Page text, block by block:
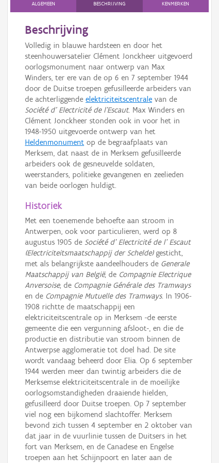
ALGEMEEN BESCHRIJVING KENMERKEN
Beschrijving
Volledig in blauwe hardsteen en door het
steenhouwersatelier Clément Jonckheer uitgevoerd
oorlogsmonument naar ontwerp van Max
Winders, ter ere van de op 6 en 7 september 1944
door de Duitse troepen gefusilleerde arbeiders van
de achterliggende elektriciteitscentrale van de
Société d’ Electricité de l'Escaut. Max Winders en
Clément Jonckheer stonden ook in voor het in
1948-1950 uitgevoerde ontwerp van het
Heldenmonument op de begraafplaats van
Merksem, dat naast de in Merksem gefusilleerde
arbeiders ook de gesneuvelde soldaten,
weerstanders, politieke gevangenen en zeelieden
van beide oorlogen huldigt.
Historiek
Met een toenemende behoefte aan stroom in
Antwerpen, ook voor particulieren, werd op 8
augustus 1905 de Société d’ Electricité de l’ Escaut
(Electriciteitsmaatschappij der Schelde)gesticht,
met als belangrijkste aandeelhouders de Generale
Maatschappij van België, de Compagnie Electrique
Anversoise, de Compagnie Générale des Tramways
en de Compagnie Mutuelle des Tramways. In 1906-
1908 richtte de maatschappij een
elektriciteitscentrale op in Merksem -de eerste
gemeente die een vergunning afsloot-, en die de
productie en distributie van stroom binnen de
Antwerpse agglomeratie tot doel had. De site
wordt vandaag beheerd door Elia. Op 6 september
1944 werden meer dan twintig arbeiders die de
Merksemse elektriciteitscentrale in de moeilijke
oorlogsomstandigheden draaiende hielden,
gefusilleerd door Duitse troepen. Op 7 september
viel nog een bijkomend slachtoffer. Merksem
bevond zich tussen 4 september en 2 oktober van
dat jaar in de vuurlinie tussen de Duitsers in het
fort van Merksem, en de Canadese en Engelse
troepen aan het Schijnpoort en later aan de